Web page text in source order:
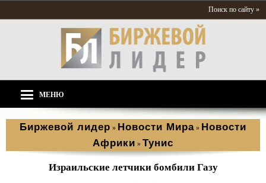
Поиск по сайту »
МЕНЮ
Биржевой лидер » Новости Мира » Новости
Африки » Тунис
Израильские летчики бомбили Газу